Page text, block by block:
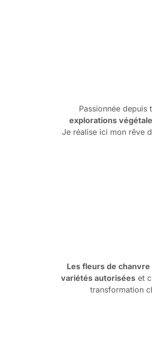
Passionnée depuis
explorations
Je réalise ici mon rêve
Les fleurs de chanvre
variétés autorisées et
transformation